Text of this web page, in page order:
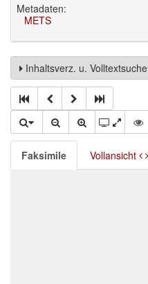
Metadaten:
METS
Inhaltsverz. u. Volltextsuche
Faksimile Vollansicht